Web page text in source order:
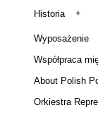
Historia
Wyposażenie
Współpraca
About Polish
Orkiestra